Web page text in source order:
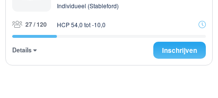
Individueel (Stableford)
27 / 120 HCP 54,0 tot -10,0
Details Inschrijven